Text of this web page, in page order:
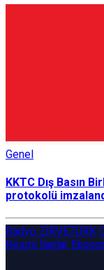
Genel
KKTC Dış Basın
protokolü
Radyo ZİRVETÜRK
Resmi İlanlar